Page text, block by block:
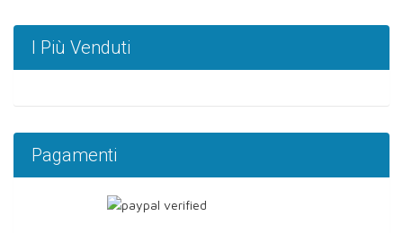
I Più Venduti
Pagamenti